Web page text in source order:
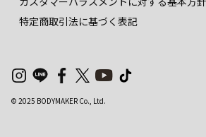
特定商取引法に基づく表記
© 2025 BODYMAKER Co., Ltd.